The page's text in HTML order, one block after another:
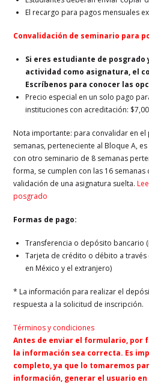
El recargo para pagos mensuales
Convalidación de seminario para
Si eres estudiante de posgrado
actividad como asignatura, el
Escríbenos para conocer las
Precio especial en un solo pago
instituciones con acreditación:
Nota importante: para convalidar en
semanas, perteneciente al Bloque A,
con otro seminario de 8 semanas
forma, se cumplen con las 16
validación de una asignatura suelta.
posgrado
Formas de pago:
Transferencia o depósito bancario
Tarjeta de crédito o débito a través
en México y el extranjero)
* La información para realizar el
respuesta a la solicitud de inscripción.
Términos y condiciones
Antes de enviar el formulario, por
la información sea correcta. Es
completo, ya que lo tomaremos
información, generar el usuario